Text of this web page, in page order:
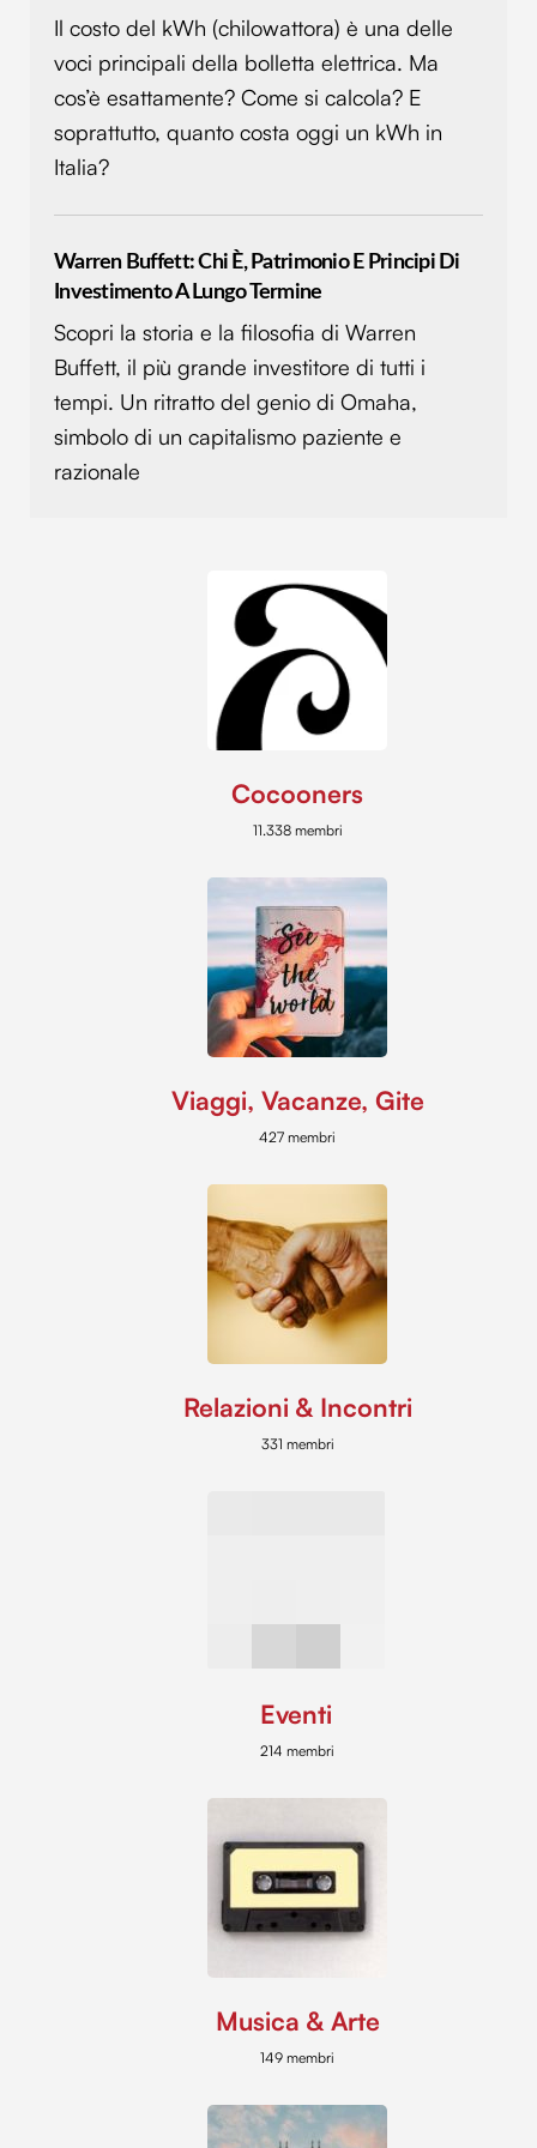
annunci, per fornire funzionalità dei social media e per
analizzare il nostro traffico. Condividiamo inoltre
informazioni sul modo in cui utilizzi il nostro sito con i
pubblicità e social media, i quali potrebbero combinarle
con altre informazioni che hai fornito loro o che hanno
Il costo del kWh (chilowattora) è una delle
voci principali della bolletta elettrica. Ma
cos’è esattamente? Come si calcola? E
soprattutto, quanto costa oggi un kWh in
Italia?
Warren Buffett: Chi È, Patrimonio E Principi Di
Investimento A Lungo Termine
Scopri la storia e la filosofia di Warren
Buffett, il più grande investitore di tutti i
tempi. Un ritratto del genio di Omaha,
simbolo di un capitalismo paziente e
razionale
Cocooners
11.338 membri
Viaggi, Vacanze, Gite
427 membri
Relazioni & Incontri
331 membri
Eventi
214 membri
Musica & Arte
149 membri